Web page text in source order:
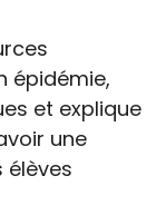
épidémie,
et explique
une
élèves